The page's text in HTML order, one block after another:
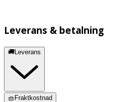
Leverans & betalning
🚚Leverans
🧺Fraktkostnad